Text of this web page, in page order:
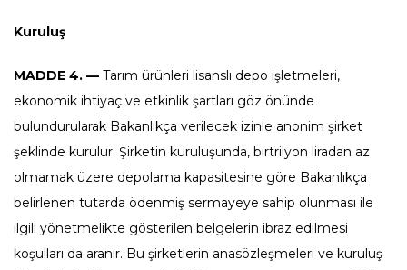
Kuruluş
MADDE 4. — Tarım ürünleri lisanslı depo işletmeleri,
ekonomik ihtiyaç ve etkinlik şartları göz önünde
bulundurularak Bakanlıkça verilecek izinle anonim şirket
şeklinde kurulur. Şirketin kuruluşunda, birtrilyon liradan az
olmamak üzere depolama kapasitesine göre Bakanlıkça
belirlenen tutarda ödenmiş sermayeye sahip olunması ile
ilgili yönetmelikte gösterilen belgelerin ibraz edilmesi
koşulları da aranır. Bu şirketlerin anasözleşmeleri ve kuruluş